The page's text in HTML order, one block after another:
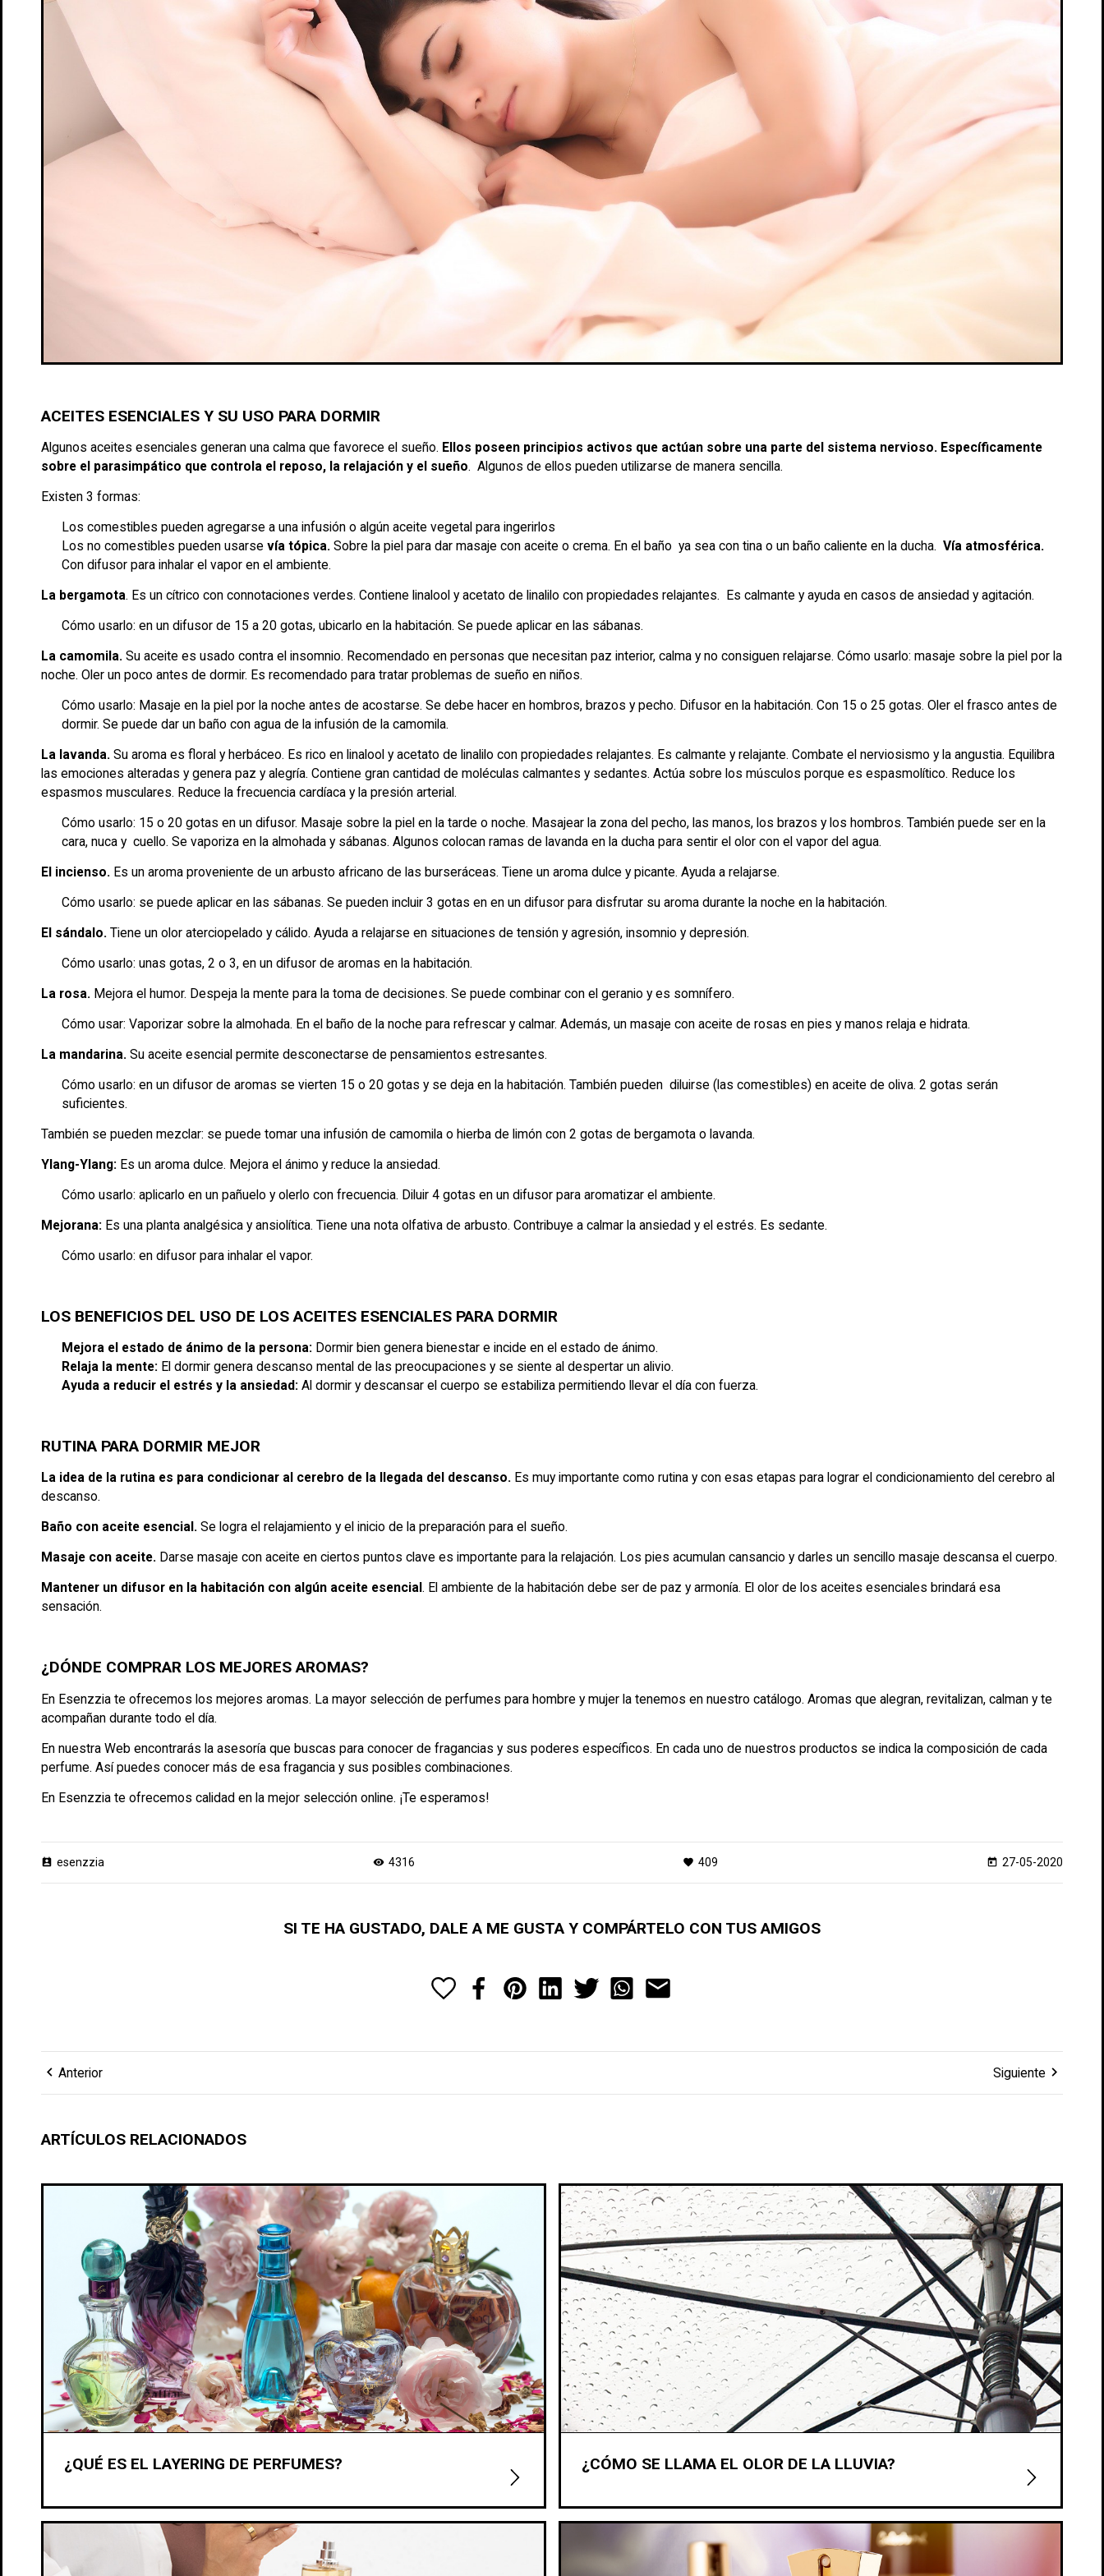
ACEITES ESENCIALES Y SU USO PARA DORMIR
Algunos aceites esenciales generan una calma que favorece el sueño. Ellos poseen principios activos que actúan sobre una parte del sistema nervioso. Específicamente
sobre el parasimpático que controla el reposo, la relajación y el sueño. Algunos de ellos pueden utilizarse de manera sencilla.
Existen 3 formas:
Los comestibles pueden agregarse a una infusión o algún aceite vegetal para ingerirlos
Los no comestibles pueden usarse vía tópica. Sobre la piel para dar masaje con aceite o crema. En el baño ya sea con tina o un baño caliente en la ducha. Vía atmosférica.
Con difusor para inhalar el vapor en el ambiente.
La bergamota. Es un cítrico con connotaciones verdes. Contiene linalool y acetato de linalilo con propiedades relajantes. Es calmante y ayuda en casos de ansiedad y agitación.
Cómo usarlo: en un difusor de 15 a 20 gotas, ubicarlo en la habitación. Se puede aplicar en las sábanas.
La camomila. Su aceite es usado contra el insomnio. Recomendado en personas que necesitan paz interior, calma y no consiguen relajarse. Cómo usarlo: masaje sobre la piel por la
noche. Oler un poco antes de dormir. Es recomendado para tratar problemas de sueño en niños.
Cómo usarlo: Masaje en la piel por la noche antes de acostarse. Se debe hacer en hombros, brazos y pecho. Difusor en la habitación. Con 15 o 25 gotas. Oler el frasco antes de
dormir. Se puede dar un baño con agua de la infusión de la camomila.
La lavanda. Su aroma es floral y herbáceo. Es rico en linalool y acetato de linalilo con propiedades relajantes. Es calmante y relajante. Combate el nerviosismo y la angustia. Equilibra
las emociones alteradas y genera paz y alegría. Contiene gran cantidad de moléculas calmantes y sedantes. Actúa sobre los músculos porque es espasmolítico. Reduce los
espasmos musculares. Reduce la frecuencia cardíaca y la presión arterial.
Cómo usarlo: 15 o 20 gotas en un difusor. Masaje sobre la piel en la tarde o noche. Masajear la zona del pecho, las manos, los brazos y los hombros. También puede ser en la
cara, nuca y cuello. Se vaporiza en la almohada y sábanas. Algunos colocan ramas de lavanda en la ducha para sentir el olor con el vapor del agua.
El incienso. Es un aroma proveniente de un arbusto africano de las burseráceas. Tiene un aroma dulce y picante. Ayuda a relajarse.
Cómo usarlo: se puede aplicar en las sábanas. Se pueden incluir 3 gotas en en un difusor para disfrutar su aroma durante la noche en la habitación.
El sándalo. Tiene un olor aterciopelado y cálido. Ayuda a relajarse en situaciones de tensión y agresión, insomnio y depresión.
Cómo usarlo: unas gotas, 2 o 3, en un difusor de aromas en la habitación.
La rosa. Mejora el humor. Despeja la mente para la toma de decisiones. Se puede combinar con el geranio y es somnífero.
Cómo usar: Vaporizar sobre la almohada. En el baño de la noche para refrescar y calmar. Además, un masaje con aceite de rosas en pies y manos relaja e hidrata.
La mandarina. Su aceite esencial permite desconectarse de pensamientos estresantes.
Cómo usarlo: en un difusor de aromas se vierten 15 o 20 gotas y se deja en la habitación. También pueden diluirse (las comestibles) en aceite de oliva. 2 gotas serán
suficientes.
También se pueden mezclar: se puede tomar una infusión de camomila o hierba de limón con 2 gotas de bergamota o lavanda.
Ylang-Ylang: Es un aroma dulce. Mejora el ánimo y reduce la ansiedad.
Cómo usarlo: aplicarlo en un pañuelo y olerlo con frecuencia. Diluir 4 gotas en un difusor para aromatizar el ambiente.
Mejorana: Es una planta analgésica y ansiolítica. Tiene una nota olfativa de arbusto. Contribuye a calmar la ansiedad y el estrés. Es sedante.
Cómo usarlo: en difusor para inhalar el vapor.
LOS BENEFICIOS DEL USO DE LOS ACEITES ESENCIALES PARA DORMIR
Mejora el estado de ánimo de la persona: Dormir bien genera bienestar e incide en el estado de ánimo.
Relaja la mente: El dormir genera descanso mental de las preocupaciones y se siente al despertar un alivio.
Ayuda a reducir el estrés y la ansiedad: Al dormir y descansar el cuerpo se estabiliza permitiendo llevar el día con fuerza.
RUTINA PARA DORMIR MEJOR
La idea de la rutina es para condicionar al cerebro de la llegada del descanso. Es muy importante como rutina y con esas etapas para lograr el condicionamiento del cerebro al
descanso.
Baño con aceite esencial. Se logra el relajamiento y el inicio de la preparación para el sueño.
Masaje con aceite. Darse masaje con aceite en ciertos puntos clave es importante para la relajación. Los pies acumulan cansancio y darles un sencillo masaje descansa el cuerpo.
Mantener un difusor en la habitación con algún aceite esencial . El ambiente de la habitación debe ser de paz y armonía. El olor de los aceites esenciales brindará esa
sensación.
¿DÓNDE COMPRAR LOS MEJORES AROMAS?
En Esenzzia te ofrecemos los mejores aromas. La mayor selección de perfumes para hombre y mujer la tenemos en nuestro catálogo. Aromas que alegran, revitalizan, calman y te
acompañan durante todo el día.
En nuestra Web encontrarás la asesoría que buscas para conocer de fragancias y sus poderes específicos. En cada uno de nuestros productos se indica la composición de cada
perfume. Así puedes conocer más de esa fragancia y sus posibles combinaciones.
En Esenzzia te ofrecemos calidad en la mejor selección online. ¡Te esperamos!
perm_contact_calendar esenzzia visibility 4316 favorite 409 today 27-05-2020
SI TE HA GUSTADO, DALE A ME GUSTA Y COMPÁRTELO CON TUS AMIGOS
chevron_left Anterior Siguiente chevron_right
ARTÍCULOS RELACIONADOS
¿QUÉ ES EL LAYERING DE PERFUMES? ¿CÓMO SE LLAMA EL OLOR DE LA LLUVIA?